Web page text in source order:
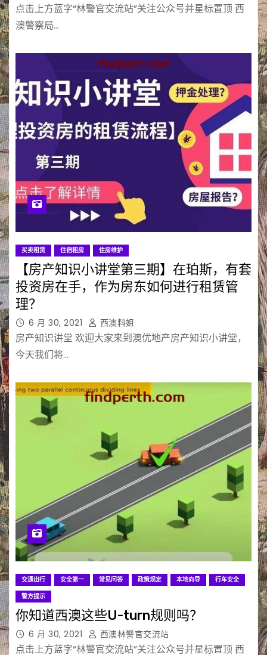
点击上方蓝字“林警官交流站”关注公众号并星标置顶 西
澳警察局…
买卖租赁 住宿租房 住房维护
【房产知识小讲堂第三期】在珀斯，有套
投资房在手，作为房东如何进行租赁管
理？
6 月 30, 2021 西澳料姐
房产知识讲堂 欢迎大家来到澳优地产房产知识小讲堂，
今天我们将…
交通出行 安全第一 常见问答 政策规定 本地向导
行车安全
警方提示
你知道西澳这些U-turn规则吗？
6 月 30, 2021 西澳林警官交流站
点击上方蓝字“林警官交流站”关注公众号并星标置顶 西